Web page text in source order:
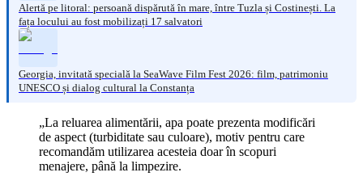
Alertă pe litoral: persoană dispărută în mare, între Tuzla și Costinești. La
fața locului au fost mobilizați 17 salvatori
Georgia, invitată specială la SeaWave Film Fest 2026: film, patrimoniu
UNESCO și dialog cultural la Constanța
„La reluarea alimentării, apa poate prezenta modificări
de aspect (turbiditate sau culoare), motiv pentru care
recomandăm utilizarea acesteia doar în scopuri
menajere, până la limpezire.